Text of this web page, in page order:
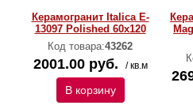
Керамогранит Italica E-
13097 Polished 60х120
Код товара:43262
2001.00 руб. / кв.м
В корзину